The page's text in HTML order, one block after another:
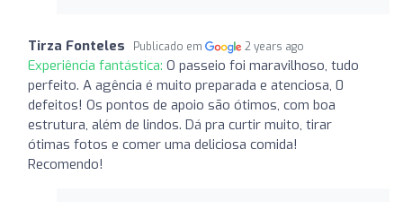
Tirza Fonteles Publicado em 2 years ago
Experiência fantástica: O passeio foi maravilhoso, tudo
perfeito. A agência é muito preparada e atenciosa, 0
defeitos! Os pontos de apoio são ótimos, com boa
estrutura, além de lindos. Dá pra curtir muito, tirar
ótimas fotos e comer uma deliciosa comida!
Recomendo!